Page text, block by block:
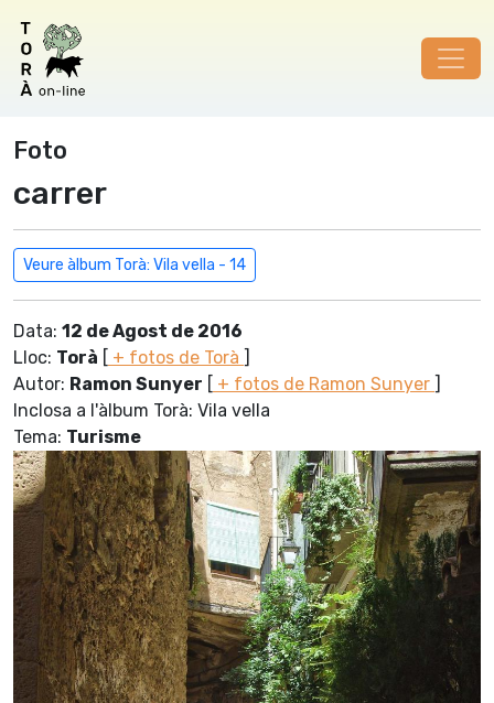
Foto
carrer
Veure àlbum Torà: Vila vella - 14
Data: 12 de Agost de 2016
Lloc: Torà [ + fotos de Torà ]
Autor: Ramon Sunyer [ + fotos de Ramon Sunyer ]
Inclosa a l'àlbum Torà: Vila vella
Tema: Turisme